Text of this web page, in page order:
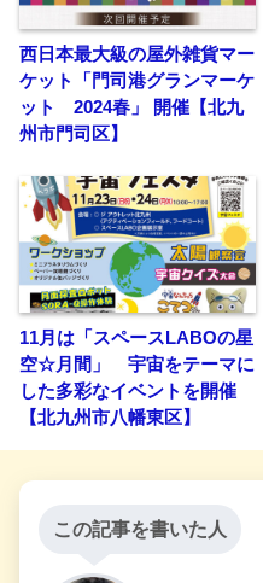
西日本最大級の屋外雑貨マー
ケット「門司港グランマーケ
ット 2024春」 開催【北九
州市門司区】
11月は「スペースLABOの星
空☆月間」 宇宙をテーマに
した多彩なイベントを開催
【北九州市八幡東区】
この記事を書いた人